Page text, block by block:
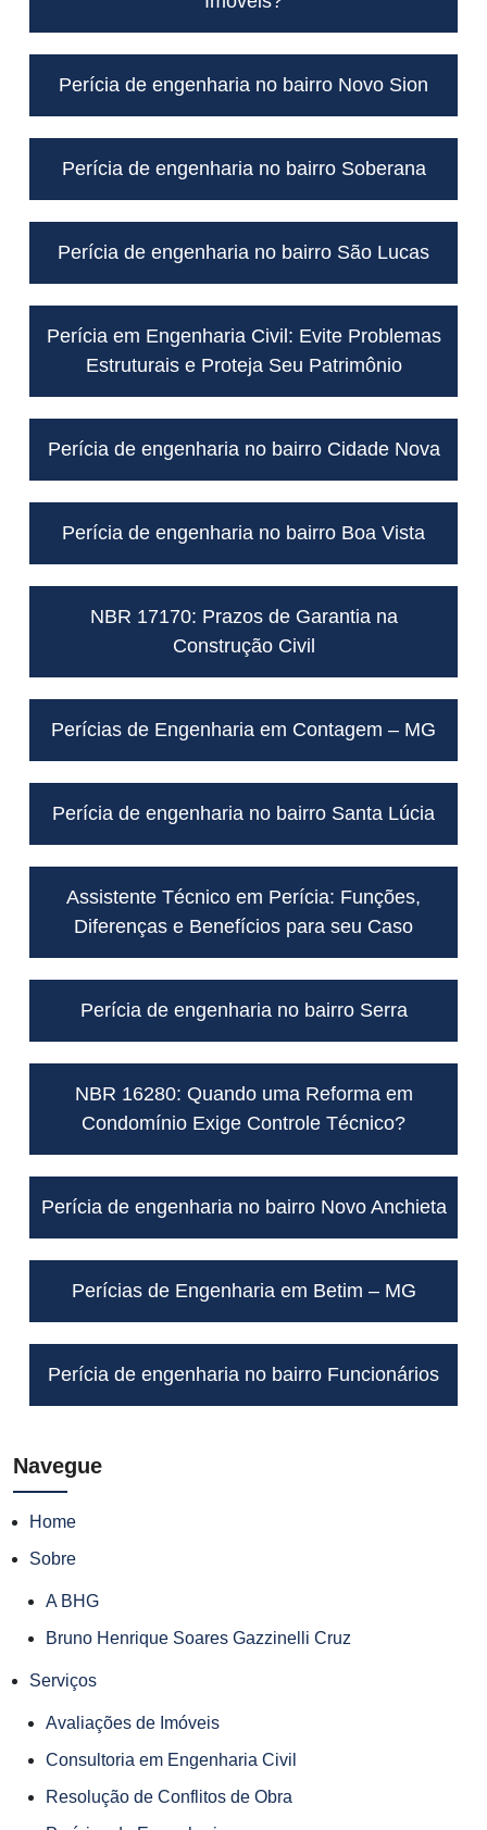
Perícia de engenharia no bairro Novo Sion
Perícia de engenharia no bairro Soberana
Perícia de engenharia no bairro São Lucas
Perícia em Engenharia Civil: Evite Problemas
Estruturais e Proteja Seu Patrimônio
Perícia de engenharia no bairro Cidade Nova
Perícia de engenharia no bairro Boa Vista
NBR 17170: Prazos de Garantia na
Construção Civil
Perícias de Engenharia em Contagem – MG
Perícia de engenharia no bairro Santa Lúcia
Assistente Técnico em Perícia: Funções,
Diferenças e Benefícios para seu Caso
Perícia de engenharia no bairro Serra
NBR 16280: Quando uma Reforma em
Condomínio Exige Controle Técnico?
Perícia de engenharia no bairro Novo Anchieta
Perícias de Engenharia em Betim – MG
Perícia de engenharia no bairro Funcionários
Navegue
Home
Sobre
A BHG
Bruno Henrique Soares Gazzinelli Cruz
Serviços
Avaliações de Imóveis
Consultoria em Engenharia Civil
Resolução de Conflitos de Obra